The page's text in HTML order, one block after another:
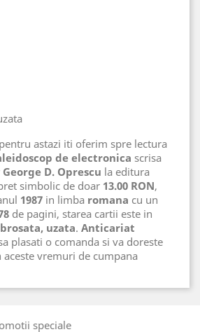
astazi iti oferim spre lectura
de electronica scrisa
George D. Oprescu la editura
simbolic de doar 13.00 RON,
1987 in limba romana cu un
de pagini, starea cartii este in
brosata, uzata. Anticariat
plasati o comanda si va doreste
aceste vremuri de cumpana
speciale